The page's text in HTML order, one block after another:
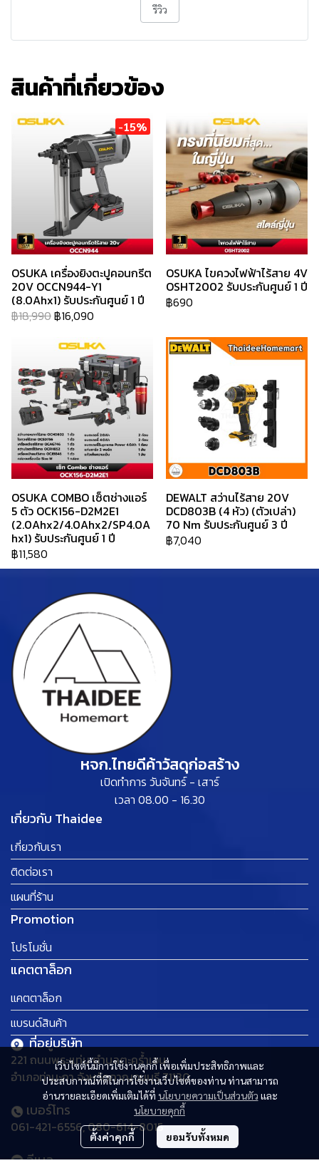
รีวิว
สินค้าที่เกี่ยวข้อง
-15%
OSUKA เครื่องยิงตะปูคอนกรีต
20V OCCN944-Y1
(8.0Ahx1) รับประกันศูนย์ 1 ปี
฿18,990฿16,090
OSUKA ไขควงไฟฟ้าไร้สาย 4V
OSHT2002 รับประกันศูนย์ 1 ปี
฿690
OSUKA COMBO เซ็ตช่างแอร์
5 ตัว OCK156-D2M2E1
(2.0Ahx2/4.0Ahx2/SP4.0A
hx1) รับประกันศูนย์ 1 ปี
฿11,580
DEWALT สว่านไร้สาย 20V
DCD803B (4 หัว) (ตัวเปล่า)
70 Nm รับประกันศูนย์ 3 ปี
฿7,040
เว็บไซต์นี้มีการใช้งานคุกกี้ เพื่อเพิ่มประสิทธิภาพและ
ประสบการณ์ที่ดีในการใช้งานเว็บไซต์ของท่าน ท่านสามารถ
อ่านรายละเอียดเพิ่มเติมได้ที่ นโยบายความเป็นส่วนตัว และ
นโยบายคุกกี้
ตั้งค่าคุกกี้ ยอมรับทั้งหมด
หจก.ไทยดีค้าวัสดุก่อสร้าง
เปิดทำการ วันจันทร์ - เสาร์
เวลา 08.00 - 16.30
เกี่ยวกับ Thaidee
เกี่ยวกับเรา
ติดต่อเรา
แผนที่ร้าน
Promotion
โปรโมชั่น
แคตตาล็อก
แคตตาล็อก
แบรนด์สินค้า
ที่อยู่บริษัท
221 ถนนพระแท่น ตำบลตะคร้ำเอน
อำเภอท่ามะกา จังหวัดกาญจนบุรี 71130
เบอร์โทร
061-421-6556, 080-614-8015
อีเมล